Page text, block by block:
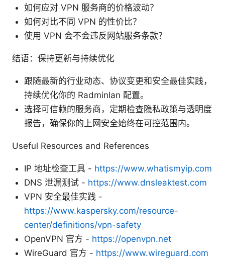
如何应对 VPN 服务商的价格波动？
如何对比不同 VPN 的性价比？
使用 VPN 会不会违反网站服务条款？
结语：保持更新与持续优化
跟随最新的行业动态、协议变更和安全最佳实践，
持续优化你的 Radminlan 配置。
选择可信赖的服务商，定期检查隐私政策与透明度
报告，确保你的上网安全始终在可控范围内。
Useful Resources and References
IP 地址检查工具 - https://www.whatismyip.com
DNS 泄漏测试 - https://www.dnsleaktest.com
VPN 安全最佳实践 -
https://www.kaspersky.com/resource-
center/definitions/vpn-safety
OpenVPN 官方 - https://openvpn.net
WireGuard 官方 - https://www.wireguard.com